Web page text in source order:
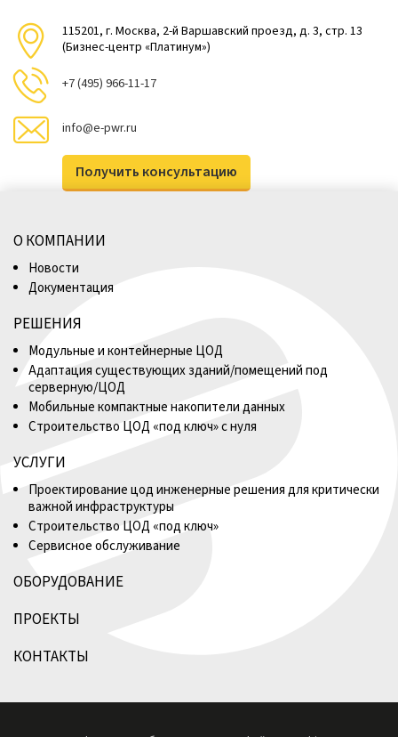
115201, г. Москва, 2-й Варшавский проезд, д. 3, стр. 13
(Бизнес-центр «Платинум»)
+7 (495) 966-11-17
info@e-pwr.ru
Получить консультацию
О КОМПАНИИ
Новости
Документация
РЕШЕНИЯ
Модульные и контейнерные ЦОД
Адаптация существующих зданий/помещений под
серверную/ЦОД
Мобильные компактные накопители данных
Строительство ЦОД «под ключ» с нуля
УСЛУГИ
Проектирование цод инженерные решения для критически
важной инфраструктуры
Строительство ЦОД «под ключ»
Сервисное обслуживание
ОБОРУДОВАНИЕ
ПРОЕКТЫ
КОНТАКТЫ